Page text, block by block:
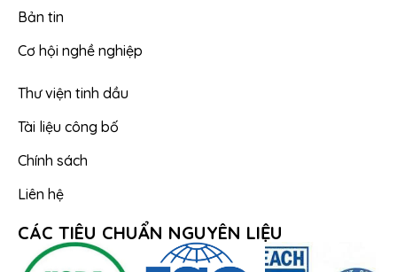
Bản tin
Cơ hội nghề nghiệp
Thư viện tinh dầu
Tài liệu công bố
Chính sách
Liên hệ
CÁC TIÊU CHUẨN NGUYÊN LIỆU